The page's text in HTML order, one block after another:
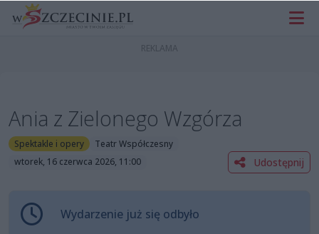
Ania z Zielonego Wzgórza
Spektakle i opery
Teatr Współczesny
wtorek, 16 czerwca 2026, 11:00
Udostępnij
Wydarzenie już się odbyło